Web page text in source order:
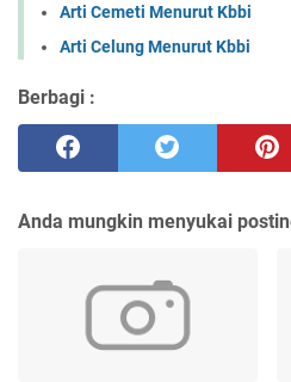
Arti Cemeti Menurut Kbbi
Arti Celung Menurut Kbbi
Berbagi :
Anda mungkin menyukai